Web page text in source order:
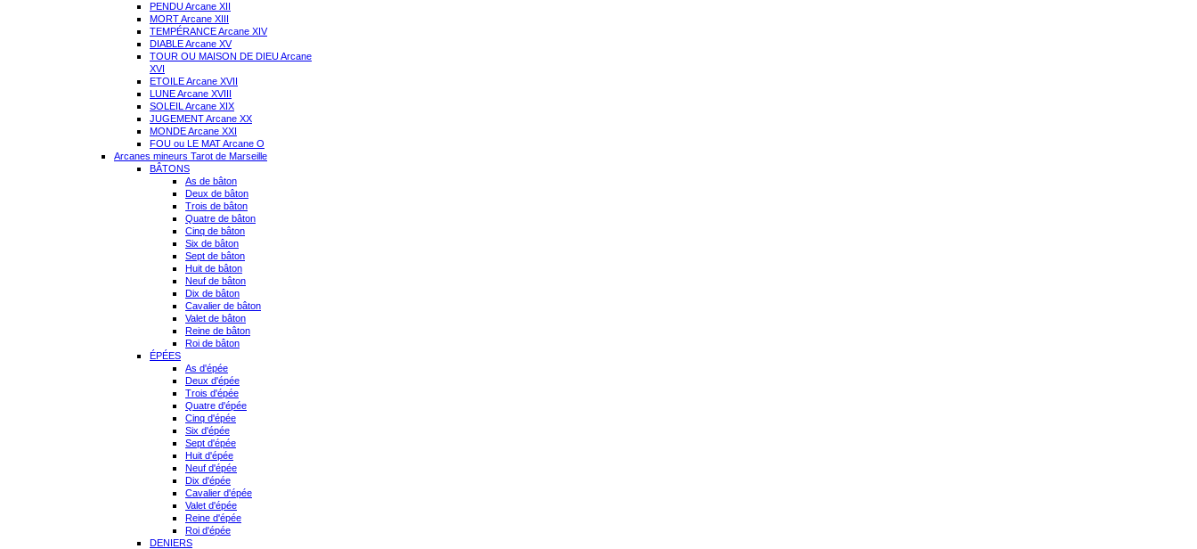
PENDU Arcane XII
MORT Arcane XIII
TEMPÉRANCE Arcane XIV
DIABLE Arcane XV
TOUR OU MAISON DE DIEU Arcane
XVI
ETOILE Arcane XVII
LUNE Arcane XVIII
SOLEIL Arcane XIX
JUGEMENT Arcane XX
MONDE Arcane XXI
FOU ou LE MAT Arcane O
Arcanes mineurs Tarot de Marseille
BÂTONS
As de bâton
Deux de bâton
Trois de bâton
Quatre de bâton
Cinq de bâton
Six de bâton
Sept de bâton
Huit de bâton
Neuf de bâton
Dix de bâton
Cavalier de bâton
Valet de bâton
Reine de bâton
Roi de bâton
ÉPÉES
As d'épée
Deux d'épée
Trois d'épée
Quatre d'épée
Cinq d'épée
Six d'épée
Sept d'épée
Huit d'épée
Neuf d'épée
Dix d'épée
Cavalier d'épée
Valet d'épée
Reine d'épée
Roi d'épée
DENIERS